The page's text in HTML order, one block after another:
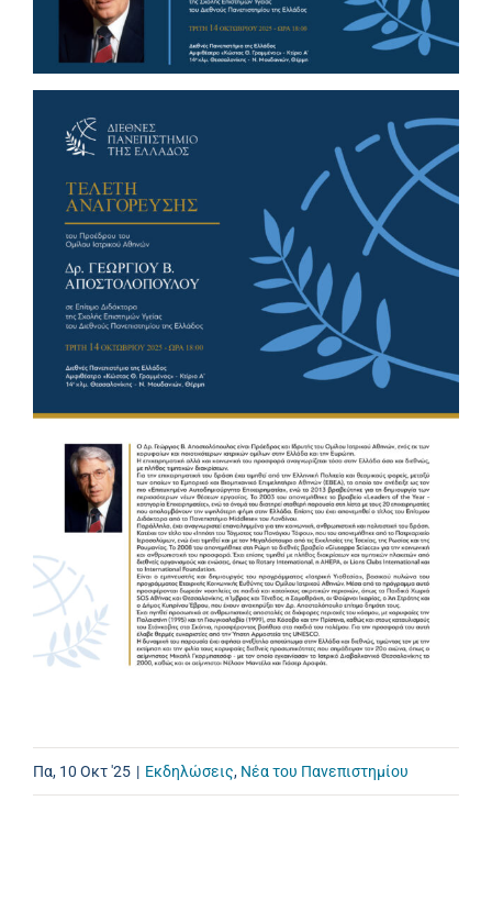
Πα, 10 Οκτ '25 | Εκδηλώσεις, Νέα του Πανεπιστημίου